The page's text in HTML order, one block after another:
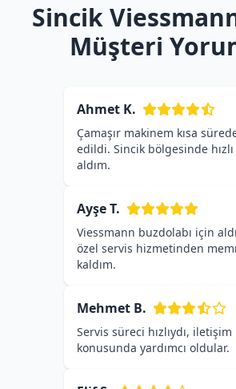
Sincik
Müşteri
Ahmet K.
Çamaşır makinem kısa
edildi. Sincik bölgesinde
aldım.
Ayşe T.
Viessmann buzdolabı için
özel servis hizmetinden
kaldım.
Mehmet B.
Servis süreci hızlıydı, iletişim
konusunda yardımcı oldular.